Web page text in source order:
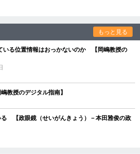
もっと見る
いる位置情報はおっかないのか 【岡嶋教授の
教授のデジタル指南】
【政眼鏡（せいがんきょう）－本田雅俊の政